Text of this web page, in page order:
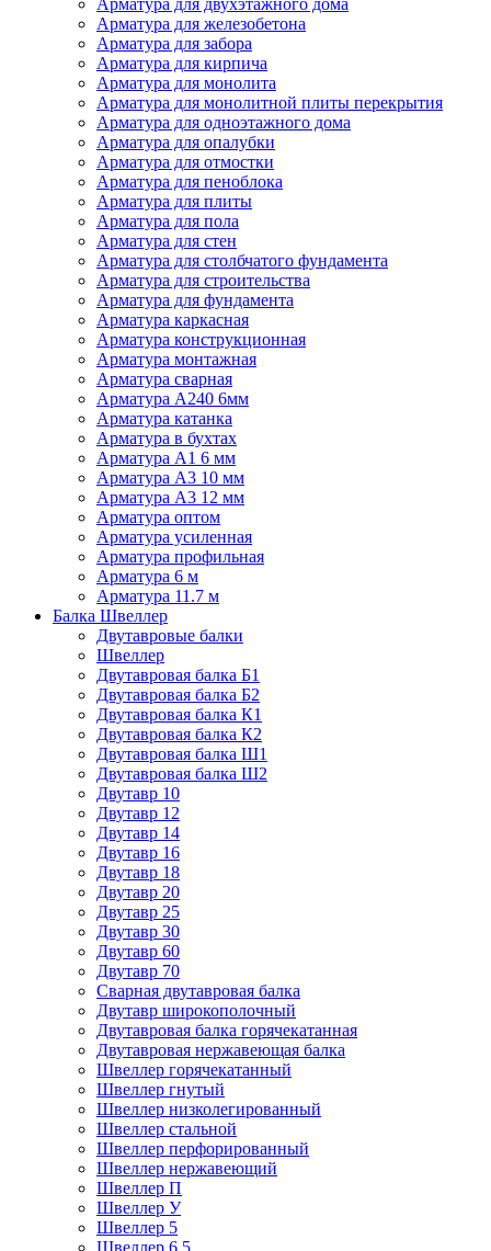
Арматура для двухэтажного дома
Арматура для железобетона
Арматура для забора
Арматура для кирпича
Арматура для монолита
Арматура для монолитной плиты перекрытия
Арматура для одноэтажного дома
Арматура для опалубки
Арматура для отмостки
Арматура для пеноблока
Арматура для плиты
Арматура для пола
Арматура для стен
Арматура для столбчатого фундамента
Арматура для строительства
Арматура для фундамента
Арматура каркасная
Арматура конструкционная
Арматура монтажная
Арматура сварная
Арматура А240 6мм
Арматура катанка
Арматура в бухтах
Арматура А1 6 мм
Арматура А3 10 мм
Арматура А3 12 мм
Арматура оптом
Арматура усиленная
Арматура профильная
Арматура 6 м
Арматура 11.7 м
Балка Швеллер
Двутавровые балки
Швеллер
Двутавровая балка Б1
Двутавровая балка Б2
Двутавровая балка К1
Двутавровая балка К2
Двутавровая балка Ш1
Двутавровая балка Ш2
Двутавр 10
Двутавр 12
Двутавр 14
Двутавр 16
Двутавр 18
Двутавр 20
Двутавр 25
Двутавр 30
Двутавр 60
Двутавр 70
Сварная двутавровая балка
Двутавр широкополочный
Двутавровая балка горячекатанная
Двутавровая нержавеющая балка
Швеллер горячекатанный
Швеллер гнутый
Швеллер низколегированный
Швеллер стальной
Швеллер перфорированный
Швеллер нержавеющий
Швеллер П
Швеллер У
Швеллер 5
Швеллер 6,5